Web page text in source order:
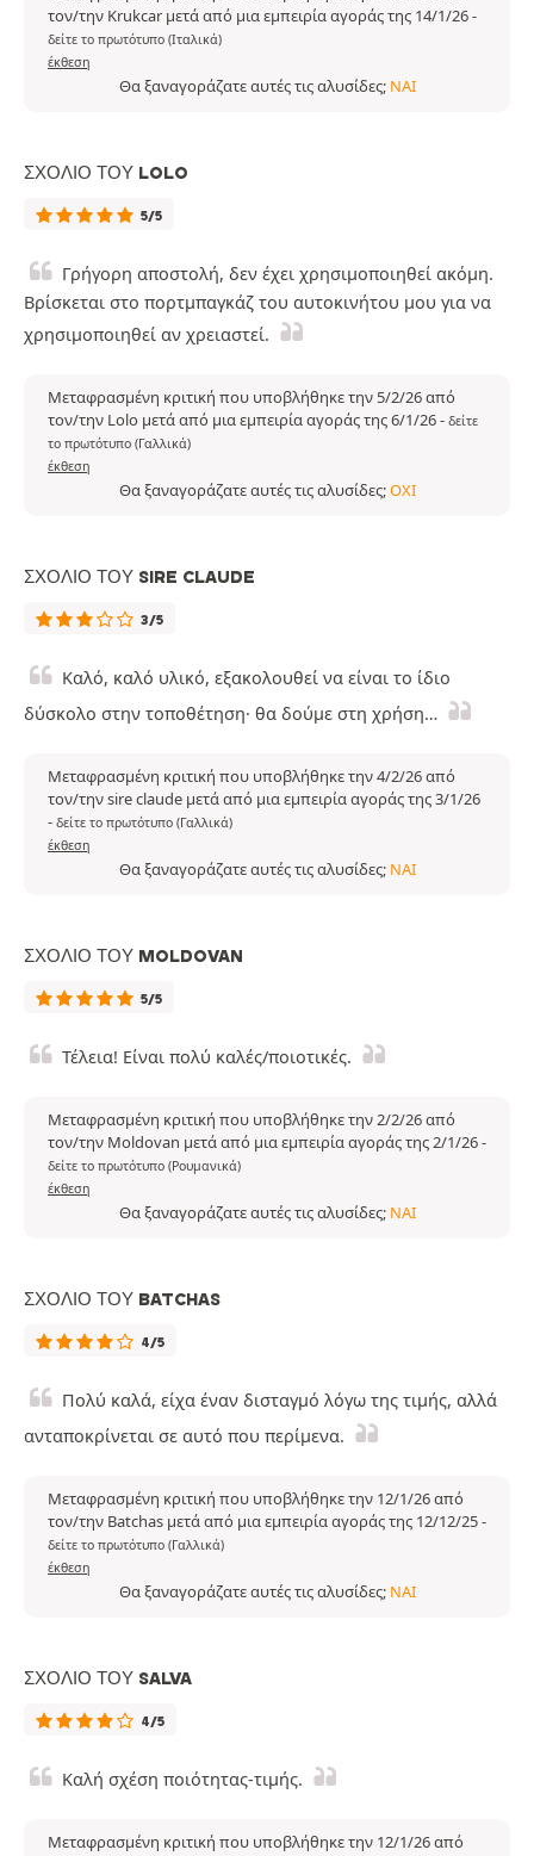
τον/την Krukcar μετά από μια εμπειρία αγοράς της 14/1/26-
δείτε το πρωτότυπο (Ιταλικά)
έκθεση
Θα ξαναγοράζατε αυτές τις αλυσίδες; ΝΑΙ
ΣΧΌΛΙΟ ΤΟΥ LOLO
5/5
Γρήγορη αποστολή, δεν έχει χρησιμοποιηθεί ακόμη.
Βρίσκεται στο πορτμπαγκάζ του αυτοκινήτου μου για να
χρησιμοποιηθεί αν χρειαστεί.
Μεταφρασμένη κριτική που υποβλήθηκε την 5/2/26 από
τον/την Lolo μετά από μια εμπειρία αγοράς της 6/1/26- δείτε
το πρωτότυπο (Γαλλικά)
έκθεση
Θα ξαναγοράζατε αυτές τις αλυσίδες;ΌΧΙ
ΣΧΌΛΙΟ ΤΟΥ SIRE CLAUDE
3/5
Καλό, καλό υλικό, εξακολουθεί να είναι το ίδιο
δύσκολο στην τοποθέτηση· θα δούμε στη χρήση…
Μεταφρασμένη κριτική που υποβλήθηκε την 4/2/26 από
τον/την sire claude μετά από μια εμπειρία αγοράς της 3/1/26
- δείτε το πρωτότυπο (Γαλλικά)
έκθεση
Θα ξαναγοράζατε αυτές τις αλυσίδες; ΝΑΙ
ΣΧΌΛΙΟ ΤΟΥ MOLDOVAN
5/5
Τέλεια! Είναι πολύ καλές/ποιοτικές.
Μεταφρασμένη κριτική που υποβλήθηκε την 2/2/26 από
τον/την Moldovan μετά από μια εμπειρία αγοράς της 2/1/26-
δείτε το πρωτότυπο (Ρουμανικά)
έκθεση
Θα ξαναγοράζατε αυτές τις αλυσίδες; ΝΑΙ
ΣΧΌΛΙΟ ΤΟΥ BATCHAS
4/5
Πολύ καλά, είχα έναν δισταγμό λόγω της τιμής, αλλά
ανταποκρίνεται σε αυτό που περίμενα.
Μεταφρασμένη κριτική που υποβλήθηκε την 12/1/26 από
τον/την Batchas μετά από μια εμπειρία αγοράς της 12/12/25-
δείτε το πρωτότυπο (Γαλλικά)
έκθεση
Θα ξαναγοράζατε αυτές τις αλυσίδες; ΝΑΙ
ΣΧΌΛΙΟ ΤΟΥ SALVA
4/5
Καλή σχέση ποιότητας-τιμής.
Μεταφρασμένη κριτική που υποβλήθηκε την 12/1/26 από